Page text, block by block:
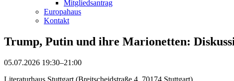
Mitgliedsantrag
Europahaus
Kontakt
Trump, Putin und ihre Marionetten:
05.07.2026 19:30–21:00
Literaturhaus Stuttgart (Breitscheidstraße 4, 70174 Stuttgart)